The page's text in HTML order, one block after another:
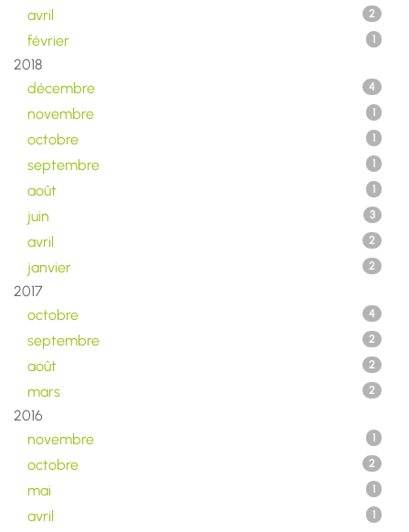
avril 2
février 1
2018
décembre
4
novembre 1
octobre 1
septembre 1
août 1
juin 3
avril 2
janvier 2
2017
octobre
4
septembre 2
août 2
mars 2
2016
novembre
1
octobre 2
mai 1
avril 1